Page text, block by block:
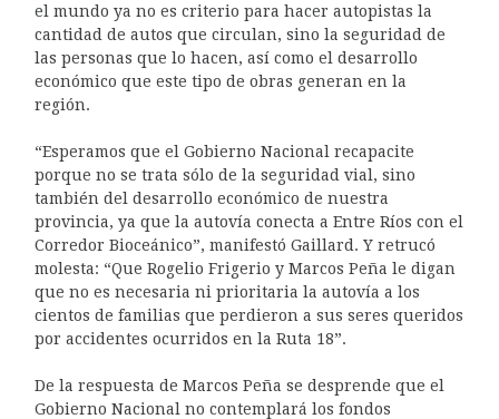
el mundo ya no es criterio para hacer autopistas la
cantidad de autos que circulan, sino la seguridad de
las personas que lo hacen, así como el desarrollo
económico que este tipo de obras generan en la
región.
“Esperamos que el Gobierno Nacional recapacite
porque no se trata sólo de la seguridad vial, sino
también del desarrollo económico de nuestra
provincia, ya que la autovía conecta a Entre Ríos con el
Corredor Bioceánico”, manifestó Gaillard. Y retrucó
molesta: “Que Rogelio Frigerio y Marcos Peña le digan
que no es necesaria ni prioritaria la autovía a los
cientos de familias que perdieron a sus seres queridos
por accidentes ocurridos en la Ruta 18”.
De la respuesta de Marcos Peña se desprende que el
Gobierno Nacional no contemplará los fondos